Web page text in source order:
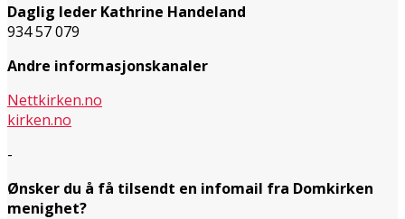
Daglig leder Kathrine Handeland
934 57 079
Andre informasjonskanaler
Nettkirken.no
kirken.no
-
Ønsker du å få tilsendt en infomail fra Domkirken
menighet?